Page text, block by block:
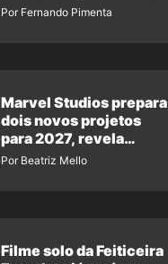
Por Fernando Pimenta
Marvel Studios prepara
dois novos projetos
para 2027, revela
insider
Por Beatriz Mello
Filme solo da Feiticeira